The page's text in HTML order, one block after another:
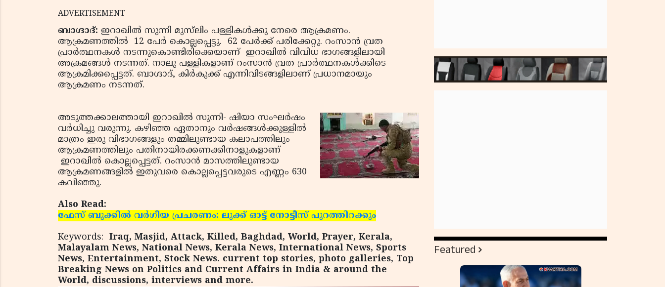
ADVERTISEMENT
ബാഗ്ദാദ്: ഇറാഖില്‍ സുന്നി മുസ്‌ലിം പള്ളികള്‍ക്കു നേരെ ആക്രമണം.
ആക്രമണത്തില്‍ 12 പേര്‍ കൊല്ലപ്പെട്ടു. 62 പേര്‍ക്ക് പരിക്കേറ്റു. റംസാന്‍ വ്രത
പ്രാര്‍ത്ഥനകള്‍ നടന്നുകൊണ്ടിരിക്കെയാണ് ഇറാഖില്‍ വിവിധ ഭാഗങ്ങളിലായി
അക്രമങ്ങള്‍ നടന്നത്. നാലു പള്ളികളാണ് റംസാന്‍ വ്രത പ്രാര്‍ത്ഥനകള്‍ക്കിടെ
ആക്രമിക്കപ്പെട്ടത്. ബാഗ്ദാദ്, കിര്‍കുക്ക് എന്നിവിടങ്ങളിലാണ് പ്രധാനമായും
ആക്രമണം നടന്നത്.
അടുത്തക്കാലത്തായി ഇറാഖില്‍ സുന്നി- ഷിയാ സംഘര്‍ഷം
വര്‍ധിച്ചു വരുന്നു. കഴിഞ്ഞ ഏതാനും വര്‍ഷങ്ങള്‍ക്കുള്ളില്‍
മാത്രം ഇരു വിഭാഗങ്ങളും തമ്മിലുണ്ടായ കലാപത്തിലും
ആക്രമണത്തിലും പതിനായിരക്കണക്കിനാളുകളാണ്
ഇറാഖില്‍ കൊല്ലപ്പെട്ടത്. റംസാന്‍ മാസത്തിലുണ്ടായ
ആക്രമണങ്ങളില്‍ ഇതുവരെ കൊല്ലപ്പെട്ടവരുടെ എണ്ണം 630
കവിഞ്ഞു.
Also Read:
ഫേസ് ബുക്കില്‍ വര്‍ഗീയ പ്രചരണം: ലുക്ക് ഓട്ട് നോട്ടീസ് പുറത്തിറക്കും
Keywords: Iraq, Masjid, Attack, Killed, Baghdad, World, Prayer, Kerala,
Malayalam News, National News, Kerala News, International News, Sports
News, Entertainment, Stock News. current top stories, photo galleries, Top
Breaking News on Politics and Current Affairs in India & around the
World, discussions, interviews and more.
Featured